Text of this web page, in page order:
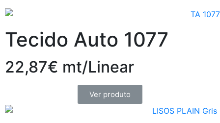
Tecido Auto 1077
22,87€ mt/Linear
Ver produto